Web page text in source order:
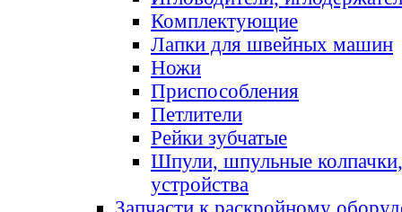
Комплектующие
Лапки для швейных машин
Ножи
Приспособления
Петлители
Рейки зубчатые
Шпули, шпульные
устройства